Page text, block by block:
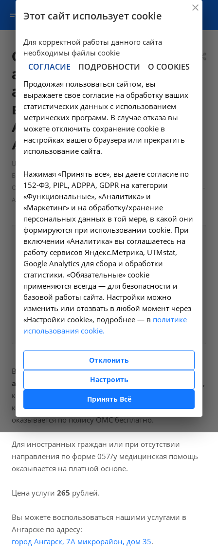
Определение
активности
в крови -
A09.05.041 в
Ангарске
Цены в Ангарске
Биохимические исследования —
Определение активности аспартатаминотрансферазы в крови -
A09.05.041 в Ангарске
Оформите заявку на сайте,
мы свяжемся с вами в
ближайшее время и ответим
на все интересующие
вопросы.
265 ₽
Заказать услугу
В наших клиниках мы проводимопределение
активности аспартатаминотрансферазы в крови ,
код услуги (НМУ)
A09.05.041. Для граждан России, у
которых есть направление, медицинская помощь
оказывается по полису ОМС бесплатно.
Для иностранных граждан или при отсутствии
направления по форме 057/у медицинская помощь
оказывается на платной основе.
Цена услуги 265 рублей.
Вы можете воспользоваться нашими услугами в
Ангарске по адресу:
город Ангарск, 7А микрорайон, дом 35.
Этот сайт использует cookie
Для корректной работы данного сайта
необходимы файлы cookie
СОГЛАСИЕ ПОДРОБНОСТИ О COOKIES
Продолжая пользоваться сайтом, вы
выражаете свое согласие на обработку ваших
статистических данных с использованием
метрических программ. В случае отказа вы
можете отключить сохранение cookie в
настройках вашего браузера или прекратить
использование сайта.
Нажимая «Принять все», вы даёте согласие по
152-ФЗ, PIPL, ADPPA, GDPR на категории
«Функциональные», «Аналитика» и
«Маркетинг» и на обработку/хранение
персональных данных в той мере, в какой они
формируются при использовании cookie. При
включении «Аналитика» вы соглашаетесь на
работу сервисов Яндекс.Метрика, UTMstat,
Google Analytics для сбора и обработки
статистики. «Обязательные» cookie
применяются всегда — для безопасности и
базовой работы сайта. Настройки можно
изменить или отозвать в любой момент через
«Настройки cookie», подробнее — в политике
использования cookie.
Отклонить
Настроить
Принять Всё